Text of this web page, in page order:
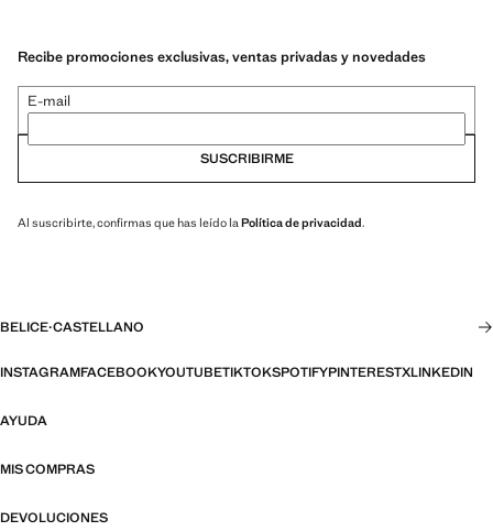
Recibe promociones exclusivas, ventas privadas y novedades
E-mail
SUSCRIBIRME
Al suscribirte, confirmas que has leído la Política de privacidad.
BELICE·CASTELLANO
INSTAGRAMFACEBOOKYOUTUBETIKTOKSPOTIFYPINTERESTXLINKEDIN
AYUDA
MIS COMPRAS
DEVOLUCIONES